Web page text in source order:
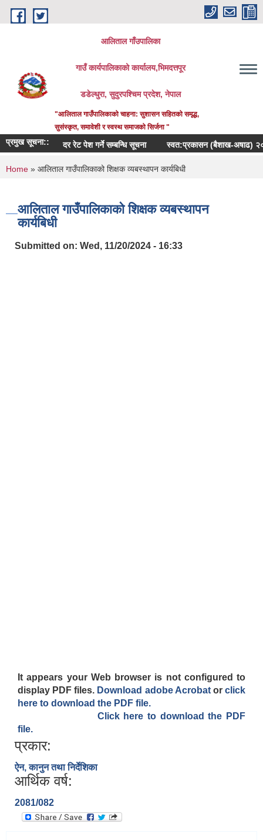
Skip to main content
आलिताल गाँउपालिका
गाउँ कार्यपालिकाको कार्यालय,भिमदत्तपूर
डडेल्धुरा, सुदुरपश्चिम प्रदेश, नेपाल
"आलिताल गाउँपालिकाको चाहना: सुशासन सहितको समृद्ध,
सुसंस्कृत, समावेशी र स्वस्थ समाजको सिर्जना "
प्रमुख सूचना::दर रेट पेश गर्ने सम्बन्धि सूचना स्वत:प्रकासन (बैशाख-अषाढ) २०८३
You are here
Home » आलिताल गाउँपालिकाको शिक्षक व्यबस्थापन कार्यबिधी
आलिताल गाउँपालिकाको शिक्षक व्यबस्थापन
कार्यबिधी
Submitted on: Wed, 11/20/2024 - 16:33
It appears your Web browser is not configured to
display PDF files. Download adobe Acrobat orclick
here to download the PDF file.
Click here to download the PDF
file.
प्रकार:
ऐन, कानुन तथा निर्देशिका
आर्थिक वर्ष:
2081/082